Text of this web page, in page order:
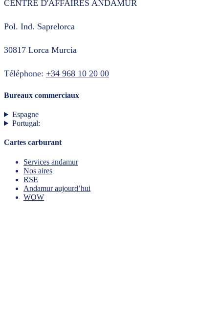
CENTRE D'AFFAIRES ANDAMUR
Pol. Ind. Saprelorca
30817 Lorca Murcia
Téléphone: +34 968 10 20 00
Bureaux commerciaux
Espagne
Portugal:
Cartes carburant
Services andamur
Nos aires
RSE
Andamur aujourd’hui
WOW